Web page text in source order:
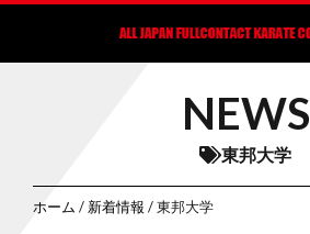
NEWS
東邦大学
ホーム / 新着情報 / 東邦大学